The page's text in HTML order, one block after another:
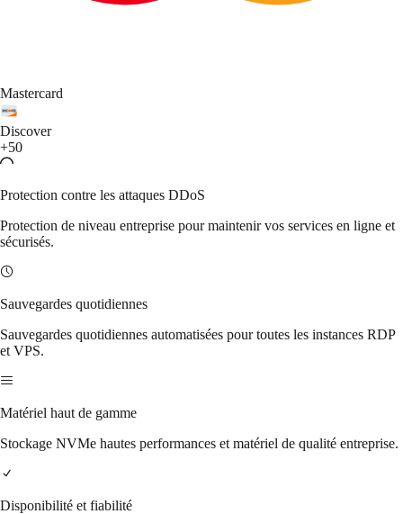
Mastercard
Discover
+50
Protection contre les attaques DDoS
Protection de niveau entreprise pour maintenir vos services en ligne et
sécurisés.
Sauvegardes quotidiennes
Sauvegardes quotidiennes automatisées pour toutes les instances RDP
et VPS.
Matériel haut de gamme
Stockage NVMe hautes performances et matériel de qualité entreprise.
Disponibilité et fiabilité